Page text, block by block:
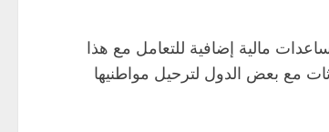
مالية إضافية للتعامل مع هذا
مع بعض الدول لترحيل مواطنيها